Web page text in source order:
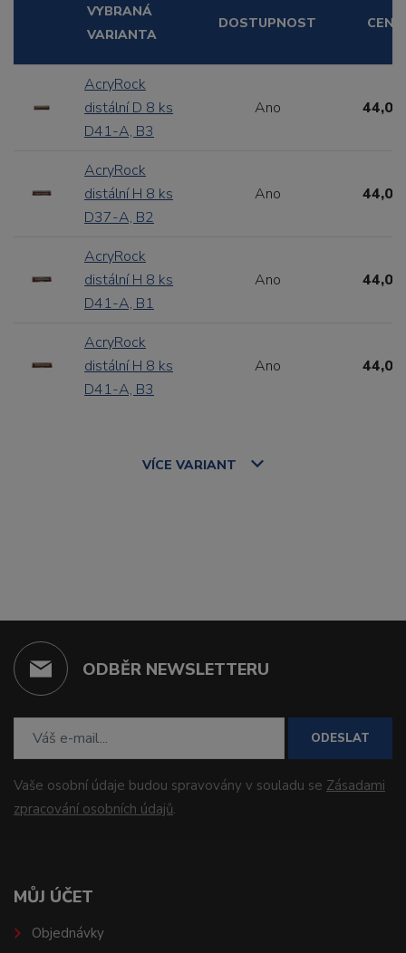
VYBRANÁ
VARIANTA
DOSTUPNOST CENA
AcryRock
distální D 8 ks
D41-A, B3
Ano 44,00
AcryRock
distální H 8 ks
D37-A, B2
Ano 44,00
AcryRock
distální H 8 ks
D41-A, B1
Ano 44,00
AcryRock
distální H 8 ks
D41-A, B3
Ano 44,00
VÍCE VARIANT
ODBĚR NEWSLETTERU
ODESLAT
Vaše osobní údaje budou spravovány v souladu se Zásadami
zpracování osobních údajů.
MŮJ ÚČET
Objednávky